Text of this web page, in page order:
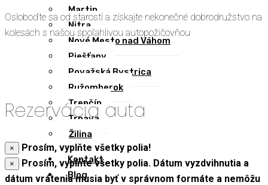
Martin
Nitra
Nové Mesto nad Váhom
Piešťany
Považská Bystrica
Ružomberok
Trenčín
Trnava
Žilina
Kontakt
Blog
Osloboďte sa od starostí a získajte nekonečné dobrodružstvo na
kolesách s našou spoľahlivou autopožičovňou
Rezervácia auta
× Prosím, vyplňte všetky polia!
×
Prosím, vyplňte všetky polia. Dátum vyzdvihnutia a
dátum vrátenia musia byť v správnom formáte a nemôžu